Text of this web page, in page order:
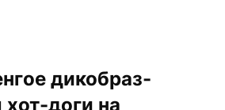
дикобраз-
доги на